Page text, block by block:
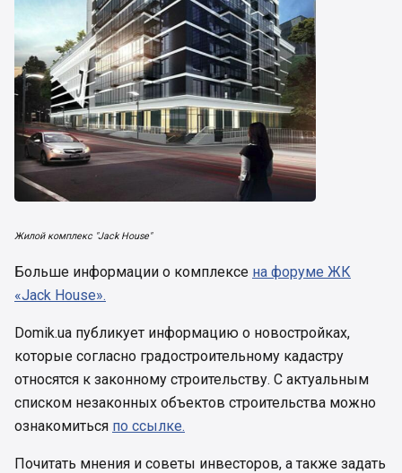
Жилой комплекс "Jack House"
Больше информации о комплексе на форуме ЖК
«Jack House».
Domik.ua публикует информацию о новостройках,
которые согласно градостроительному кадастру
относятся к законному строительству. С актуальным
списком незаконных объектов строительства можно
ознакомиться по ссылке.
Почитать мнения и советы инвесторов, а также задать